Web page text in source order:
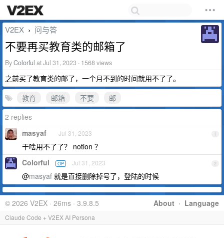
V2EX › 问与答
不要再买教育类的邮箱了
ByColorful at Jul 31, 2023 · 1568 views
之前买了教育类的邮了，一个月不到的时间就用不了了。
教育
邮箱 不要
邮
2 replies
1
masyaf Jul 31, 2023
干啥用不了了？ notion ？
2
Colorful OP Jul 31, 2023
@masyaf 就是直接删除掉号了，登陆的时候
About · Language
© 2026 V2EX · 26ms · 3.9.8.5
Claude Code + V2EX AI Persona